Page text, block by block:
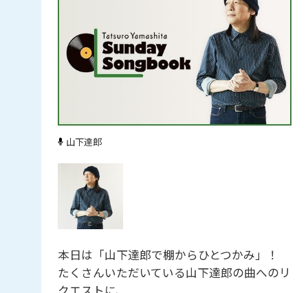
山下達郎
本日は「山下達郎で棚からひとつかみ」！
たくさんいただいている山下達郎の曲へのリ